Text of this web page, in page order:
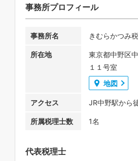
事務所プロフィール
事務所名 きむらかつみ
所在地
東京都中野区
１１号室
地図
アクセス JR中野駅から
所属税理士数 1名
代表税理士